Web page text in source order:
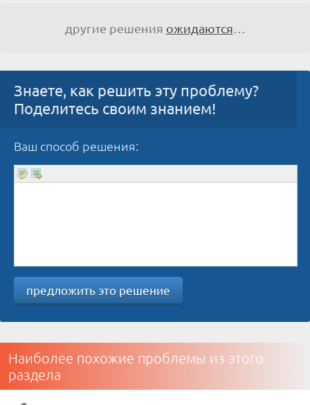
другие решения ожидаются
Знаете, как решить эту проблему?
Поделитесь своим знанием!
Ваш способ решения:
предложить это решение
Наиболее похожие проблемы из этого
раздела